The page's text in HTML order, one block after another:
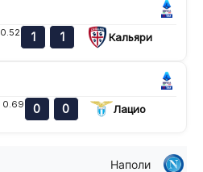
0.52 1 1 Кальяри
0.69 0 0 Лацио
Наполи